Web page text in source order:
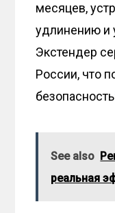
месяцев,
удлинению и
Экстендер
России, что
безопасность
See also
реальная